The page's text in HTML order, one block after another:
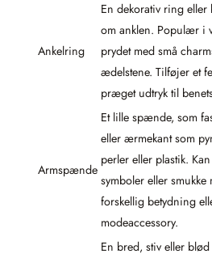
Ankelring
En dekorativ ring
om anklen. Populær i
prydet med små
ædelstene. Tilføjer et
præget udtryk til
Armspænde
Et lille spænde, som
eller ærmekant som
perler eller plastik.
symboler eller
forskellig betydning
modeaccessory.
En bred, stiv eller